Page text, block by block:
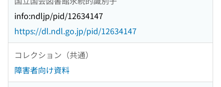
info:ndljp/pid/12634147
https://dl.ndl.go.jp/pid/12634147
コレクション（共通）
障害者向け資料